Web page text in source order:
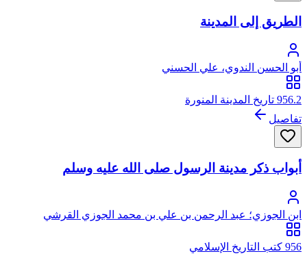
الطريق إلى المدينة
أبو الحسن الندوي، علي الحسني
956.2 تاريخ المدينة المنورة
تفاصيل
أبواب ذكر مدينة الرسول صلى الله عليه وسلم
ابن الجوزي؛ عبد الرحمن بن علي بن محمد الجوزي القرشي
البغدادي، أبو الفرج
956 كتب التاريخ الإسلامي